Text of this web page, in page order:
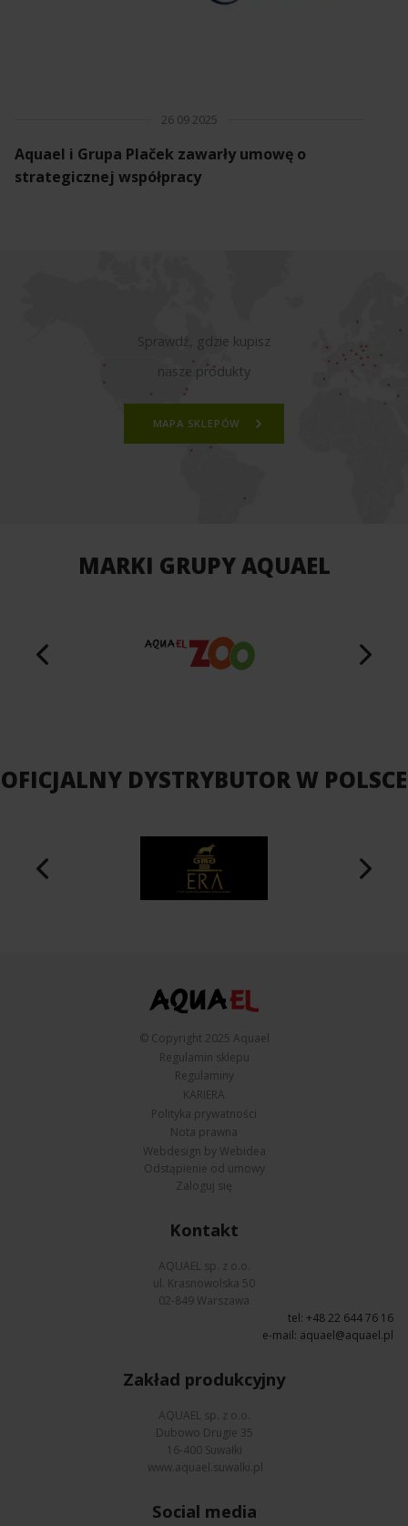
26 09 2025
Aquael i Grupa Plaček zawarły umowę o
strategicznej współpracy
Sprawdź, gdzie kupisz
nasze produkty
MAPA SKLEPÓW
MARKI GRUPY AQUAEL
OFICJALNY DYSTRYBUTOR W POLSCE
© Copyright 2025 Aquael
Regulamin sklepu
Regulaminy
KARIERA
Polityka prywatności
Nota prawna
Webdesign by Webidea
Odstąpienie od umowy
Zaloguj się
Kontakt
AQUAEL sp. z o.o.
ul. Krasnowolska 50
02-849 Warszawa
tel: +48 22 644 76 16
e-mail: aquael@aquael.pl
Zakład produkcyjny
AQUAEL sp. z o.o.
Dubowo Drugie 35
16-400 Suwałki
www.aquael.suwalki.pl
Social media